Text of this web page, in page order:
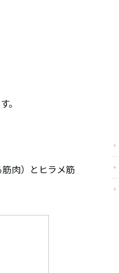
。
肉）とヒラメ筋